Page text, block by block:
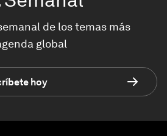
de los temas más
global
hoy